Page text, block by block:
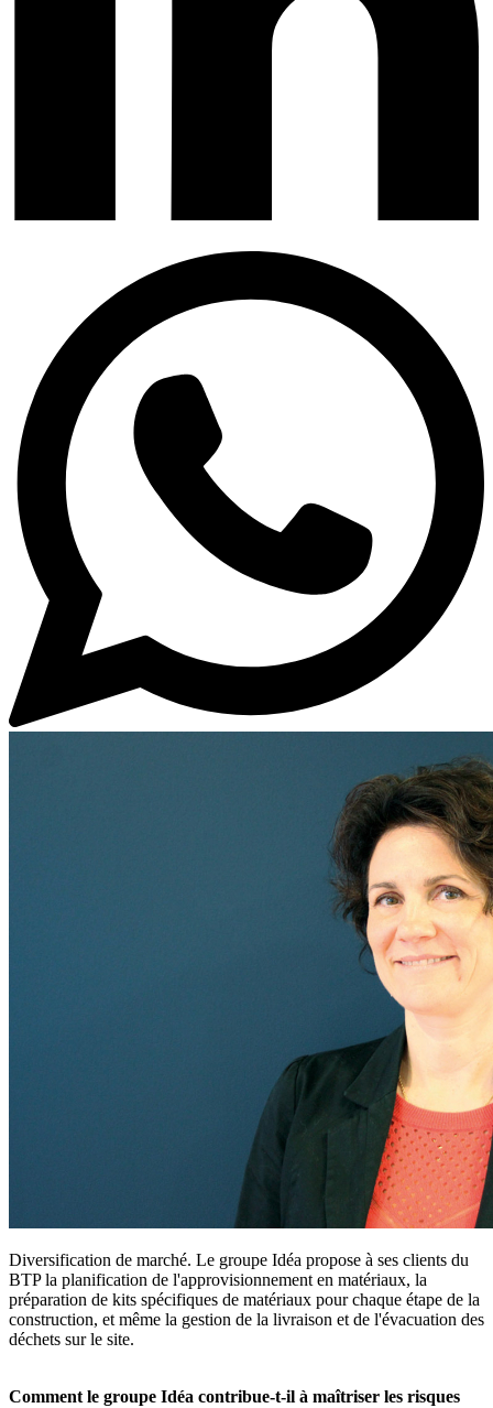
Diversification de marché. Le groupe Idéa propose à ses clients du
BTP la planification de l'approvisionnement en matériaux, la
préparation de kits spécifiques de matériaux pour chaque étape de la
construction, et même la gestion de la livraison et de l'évacuation des
déchets sur le site.
Comment le groupe Idéa contribue-t-il à maîtriser les risques